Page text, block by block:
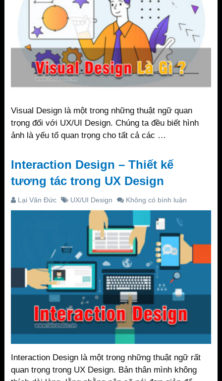
Visual Design là một trong những thuật ngữ quan
trọng đối với UX/UI Design. Chúng ta đều biết hình
ảnh là yếu tố quan trọng cho tất cả các …
Interaction Design – Thiết kế
tương tác trong UX Design
Lại Văn Đức UX/UI Design Không có bình luận
Interaction Design là một trong những thuật ngữ rất
quan trọng trong UX Design. Bản thân mình không